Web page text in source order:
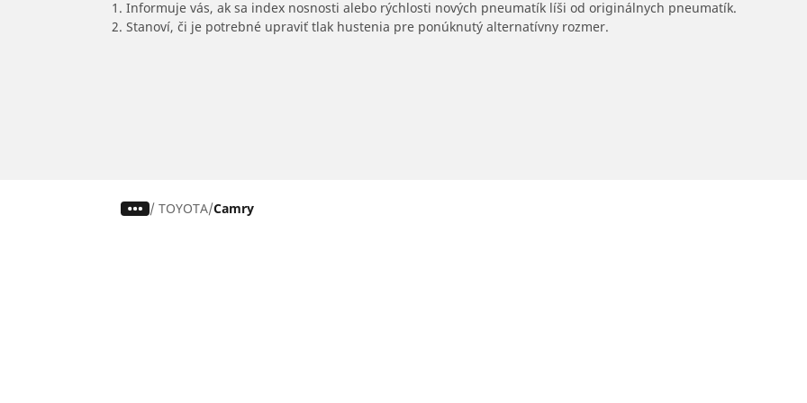
1. Informuje vás, ak sa index nosnosti alebo rýchlosti nových pneumatík líši od originálnych pneumatík.
2. Stanoví, či je potrebné upraviť tlak hustenia pre ponúknutý alternatívny rozmer.
/ TOYOTA Camry